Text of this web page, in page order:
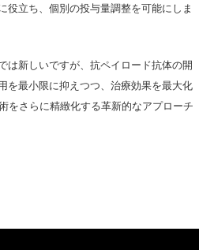
役立ち、個別の投与量調整を可能にしま
は新しいですが、抗ペイロード抗体の開
を最小限に抑えつつ、治療効果を最大化
をさらに精緻化する革新的なアプローチ